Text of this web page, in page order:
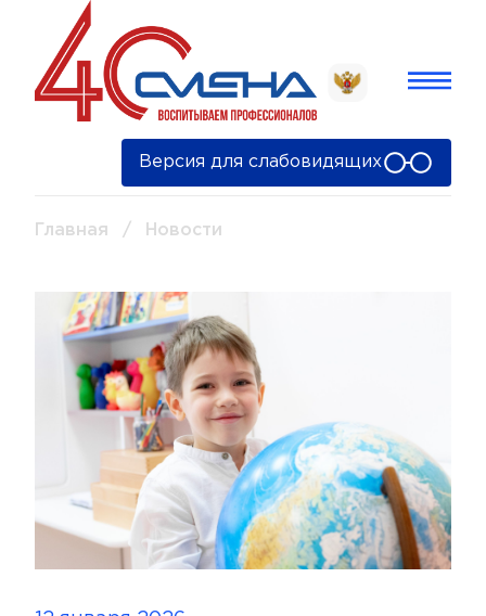
Версия для слабовидящих
Главная / Новости